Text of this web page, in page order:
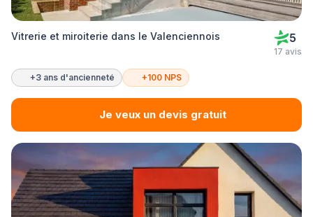
Vitrerie et miroiterie dans le Valenciennois 5
17 avis
+3 ans d'ancienneté +100 NPS
Je veux un devis gratuit